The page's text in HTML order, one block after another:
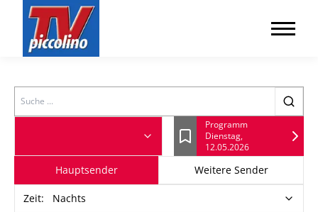
Search
Lesezeichen
Programm
Dienstag,
12.05.2026
Hauptsender Weitere Sender
Zeit: Nachts